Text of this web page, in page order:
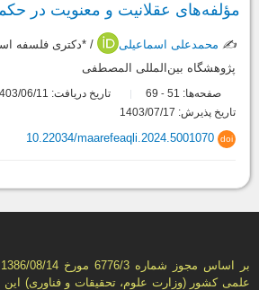
مؤلفه‌های عقلانیت و معنویت در
✍️ محمدعلی اسماعیلی
/ *دکتری فلسفه
پژوهشگاه بین‌المللی المصطفی
صفحه‌ها: 51
-
تاریخ دریافت: 1403/06/11
تاریخ پذیرش: 1403/07/17
doi
10.22034/maarefeaqli.2024.5001070